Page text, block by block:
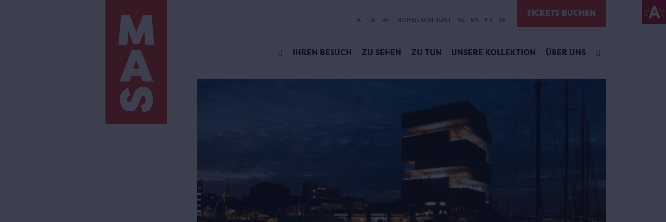
A- A A+ HOHER KONTRAST NL EN FR DE
TICKETS BUCHEN
IHREN BESUCH ZU SEHEN ZU TUN UNSERE KOLLEKTION ÜBER UNS